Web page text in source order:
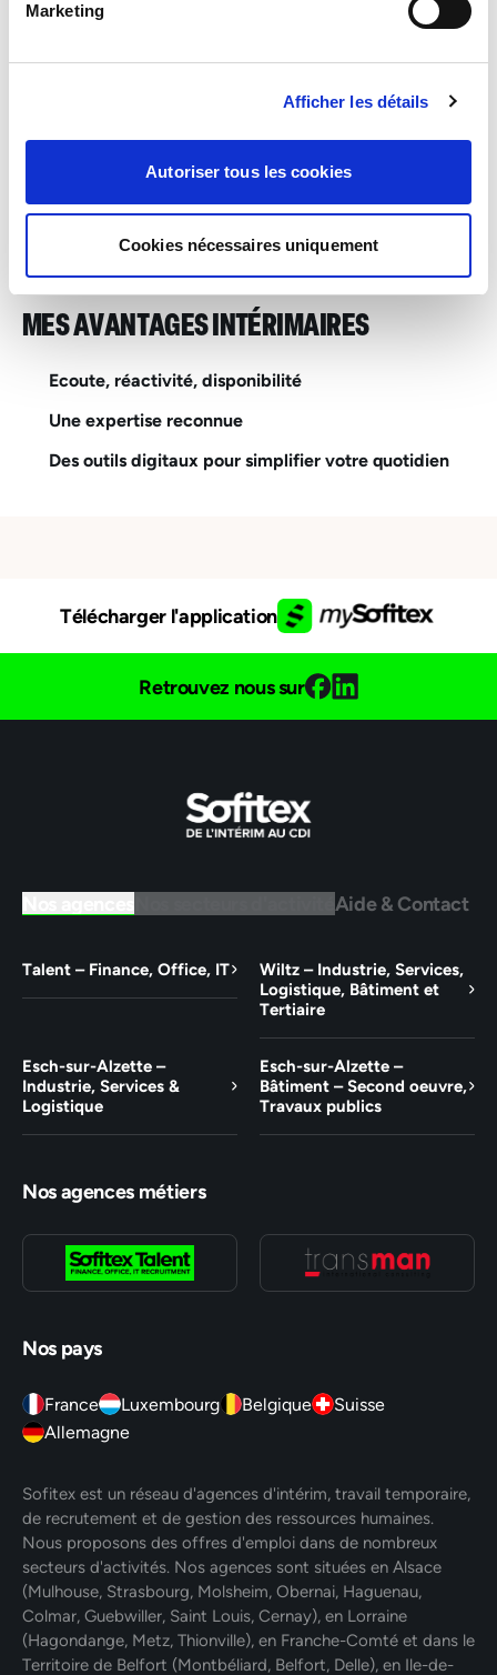
Marketing
Afficher les détails
Autoriser tous les cookies
Cookies nécessaires uniquement
ELAGUEUR (H/F)
Esch-sur-Alzette – Industrie, Services & Logistique
MES AVANTAGES INTÉRIMAIRES
Ecoute, réactivité, disponibilité
Une expertise reconnue
Des outils digitaux pour simplifier votre quotidien
Télécharger l'application
Retrouvez nous sur
Aide & Contact
Talent – Finance, Office, IT
Wiltz – Industrie, Services,
Logistique, Bâtiment et
Tertiaire
Esch-sur-Alzette –
Industrie, Services &
Logistique
Esch-sur-Alzette –
Bâtiment – Second oeuvre,
Travaux publics
Nos agences métiers
Nos pays
France Luxembourg Belgique
Suisse
Allemagne
Sofitex est un réseau d'agences d'intérim, travail temporaire,
de recrutement et de gestion des ressources humaines.
Nous proposons des offres d'emploi dans de nombreux
secteurs d'activités. Nos agences sont situées en Alsace
(Mulhouse, Strasbourg, Molsheim, Obernai, Haguenau,
Colmar, Guebwiller, Saint Louis, Cernay), en Lorraine
(Hagondange, Metz, Thionville), en Franche-Comté et dans le
Territoire de Belfort (Montbéliard, Belfort, Delle), en Ile-de-